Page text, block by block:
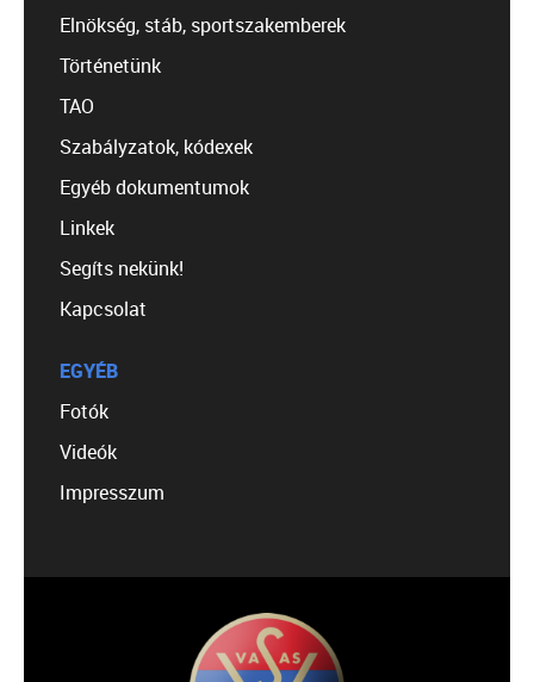
Elnökség, stáb, sportszakemberek
Történetünk
TAO
Szabályzatok, kódexek
Egyéb dokumentumok
Linkek
Segíts nekünk!
Kapcsolat
EGYÉB
Fotók
Videók
Impresszum